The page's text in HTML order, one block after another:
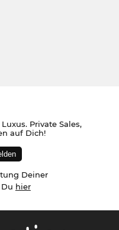
Private Sales,
auf Dich!
Deiner
hier